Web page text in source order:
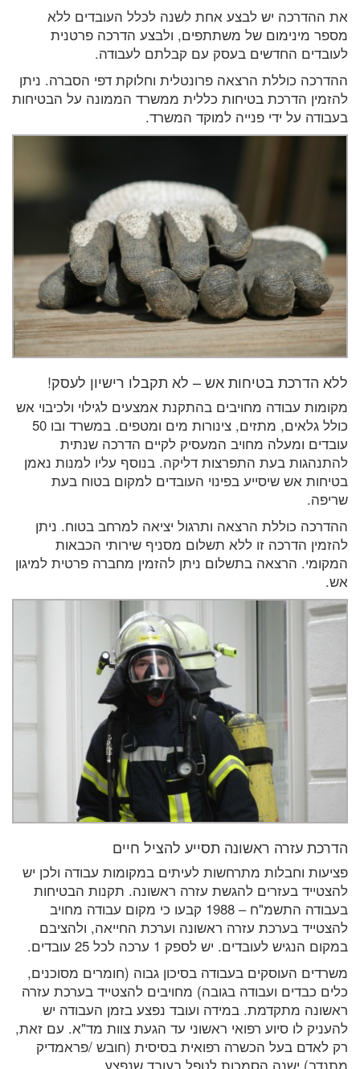
את ההדרכה יש לבצע אחת לשנה לכלל העובדים ללא
מספר מינימום של משתתפים, ולבצע הדרכה פרטנית
לעובדים החדשים בעסק עם קבלתם לעבודה.
ההדרכה כוללת הרצאה פרונטלית וחלוקת דפי הסברה. ניתן
להזמין הדרכת בטיחות כללית ממשרד הממונה על הבטיחות
בעבודה על ידי פנייה למוקד המשרד.
ללא הדרכת בטיחות אש – לא תקבלו רישיון לעסק!
מקומות עבודה מחויבים בהתקנת אמצעים לגילוי ולכיבוי אש
כולל גלאים, מתזים, צינורות מים ומטפים. במשרד ובו 50
עובדים ומעלה מחויב המעסיק לקיים הדרכה שנתית
להתנהגות בעת התפרצות דליקה. בנוסף עליו למנות נאמן
בטיחות אש שיסייע בפינוי העובדים למקום בטוח בעת
שריפה.
ההדרכה כוללת הרצאה ותרגול יציאה למרחב בטוח. ניתן
להזמין הדרכה זו ללא תשלום מסניף שירותי הכבאות
המקומי. הרצאה בתשלום ניתן להזמין מחברה פרטית למיגון
אש.
הדרכת עזרה ראשונה תסייע להציל חיים
פציעות וחבלות מתרחשות לעיתים במקומות עבודה ולכן יש
להצטייד בעזרים להגשת עזרה ראשונה. תקנות הבטיחות
בעבודה התשמ"ח – 1988 קבעו כי מקום עבודה מחויב
להצטייד בערכת עזרה ראשונה וערכת החייאה, ולהציבם
במקום הנגיש לעובדים. יש לספק 1 ערכה לכל 25 עובדים.
משרדים העוסקים בעבודה בסיכון גבוה (חומרים מסוכנים,
כלים כבדים ועבודה בגובה) מחויבים להצטייד בערכת עזרה
ראשונה מתקדמת. במידה ועובד נפצע בזמן העבודה יש
להעניק לו סיוע רפואי ראשוני עד הגעת צוות מד"א. עם זאת,
רק לאדם בעל הכשרה רפואית בסיסית (חובש /פראמדיק
מתנדב) ישנה הסמכות לטפל בעובד שנפצע.